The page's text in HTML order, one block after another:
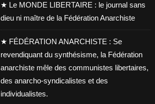
★ Le MONDE LIBERTAIRE : le journal sans
dieu ni maître de la Fédération Anarchiste
★ FÉDÉRATION ANARCHISTE : Se
revendiquant du synthésisme, la Fédération
anarchiste mêle des communistes libertaires,
des anarcho-syndicalistes et des
individualistes.